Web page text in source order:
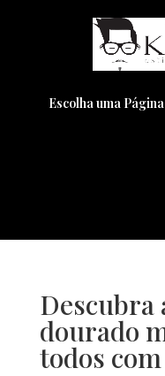
Escolha uma Página
Descubra
dourado
todos